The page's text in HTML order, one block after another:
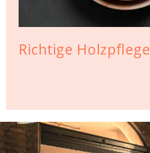
Richtige Holzpflege